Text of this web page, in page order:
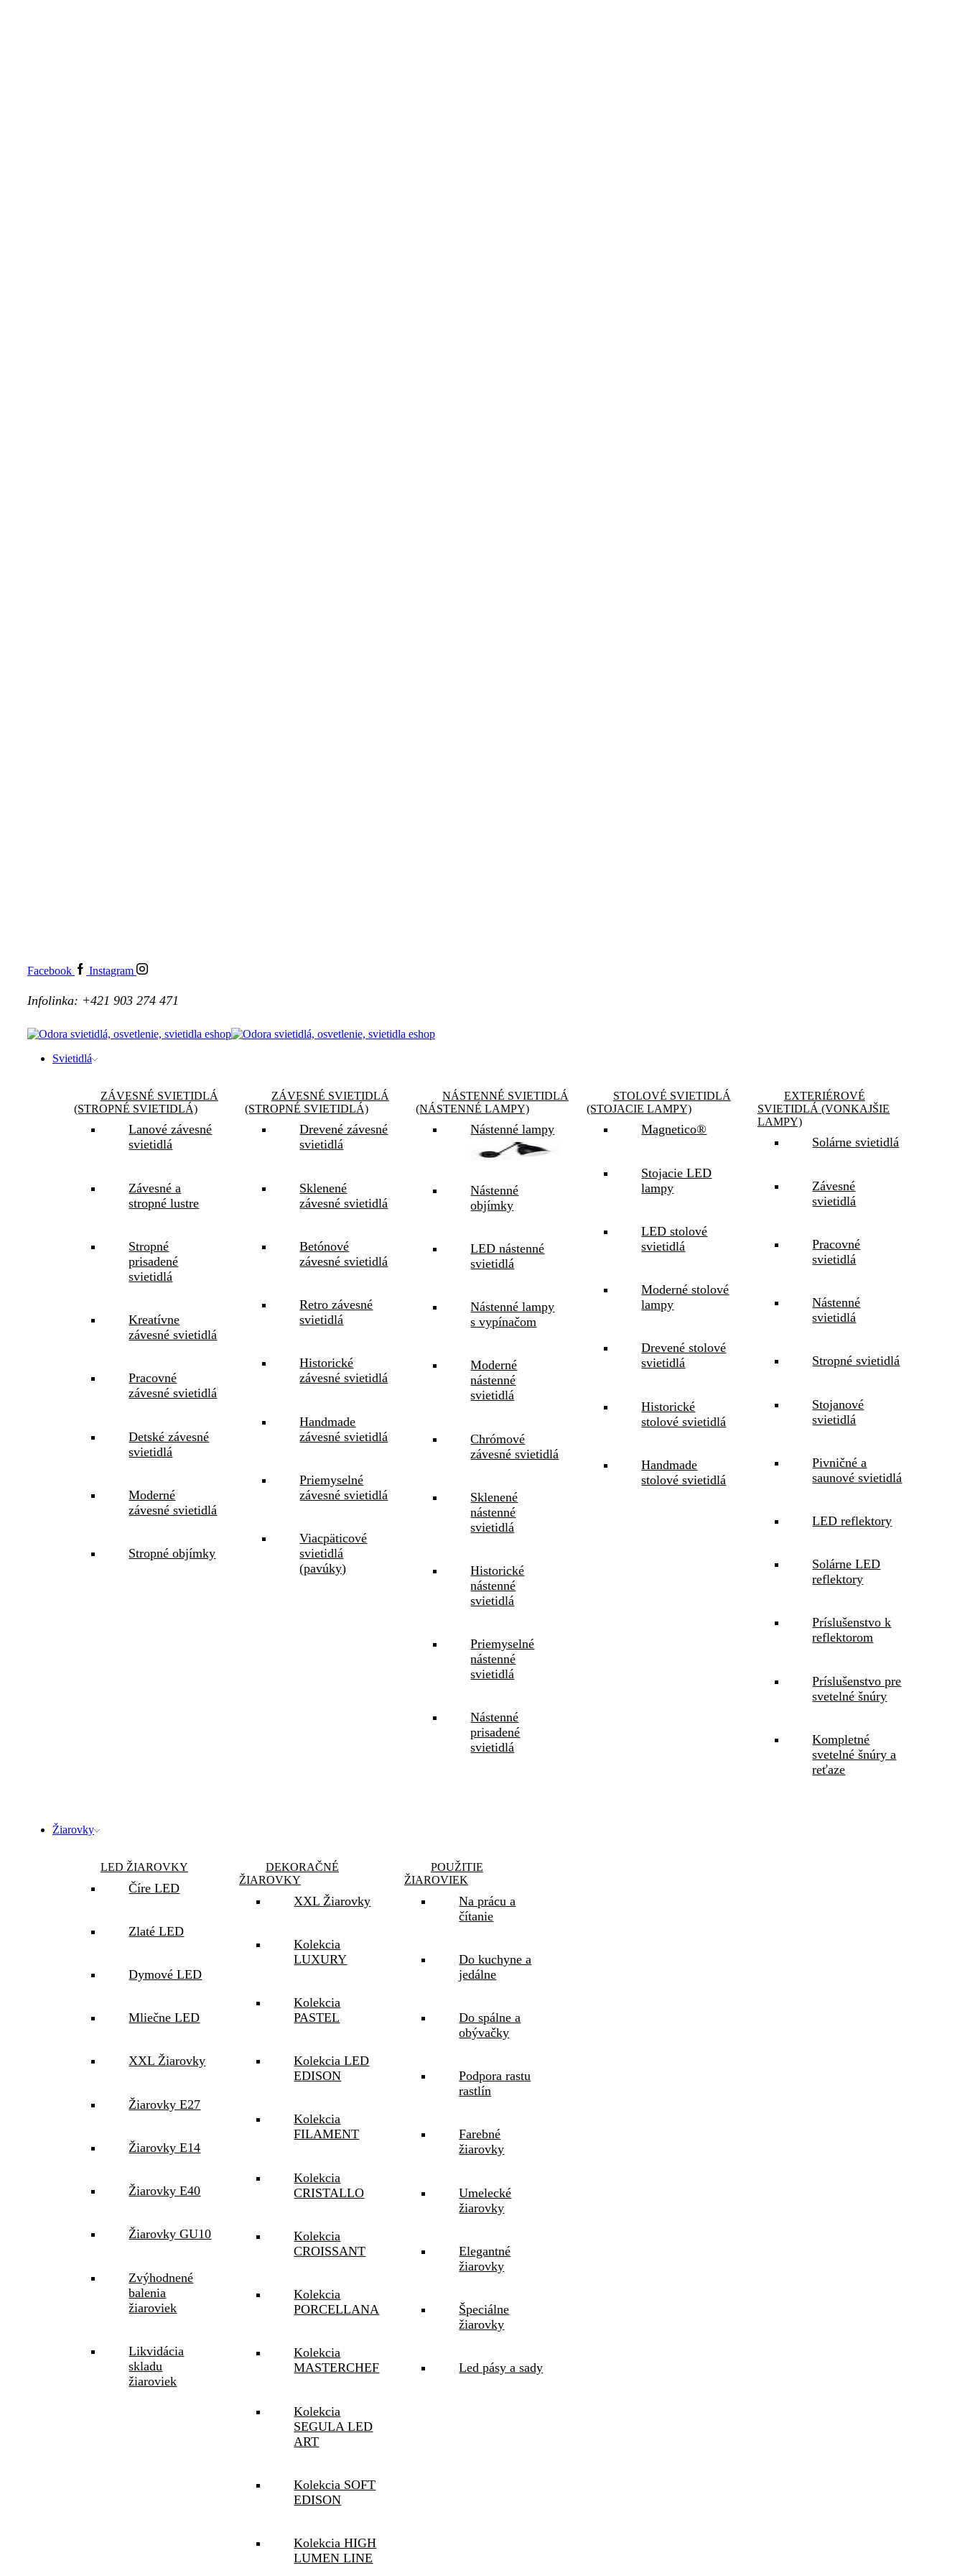
Facebook Instagram
Infolinka: +421 903 274 471
Svietidlá
ZÁVESNÉ SVIETIDLÁ
(STROPNÉ SVIETIDLÁ)
Lanové závesné
svietidlá
Závesné a
stropné lustre
Stropné
prisadené
svietidlá
Kreatívne
závesné svietidlá
Pracovné
závesné svietidlá
Detské závesné
svietidlá
Moderné
závesné svietidlá
Stropné objímky
ZÁVESNÉ SVIETIDLÁ
(STROPNÉ SVIETIDLÁ)
Drevené závesné
svietidlá
Sklenené
závesné svietidlá
Betónové
závesné svietidlá
Retro závesné
svietidlá
Historické
závesné svietidlá
Handmade
závesné svietidlá
Priemyselné
závesné svietidlá
Viacpäticové
svietidlá
(pavúky)
NÁSTENNÉ SVIETIDLÁ
(NÁSTENNÉ LAMPY)
Nástenné lampy
Nástenné
objímky
LED nástenné
svietidlá
Nástenné lampy
s vypínačom
Moderné
nástenné
svietidlá
Chrómové
závesné svietidlá
Sklenené
nástenné
svietidlá
Historické
nástenné
svietidlá
Priemyselné
nástenné
svietidlá
Nástenné
prisadené
svietidlá
STOLOVÉ SVIETIDLÁ
(STOJACIE LAMPY)
Magnetico®
Stojacie LED
lampy
LED stolové
svietidlá
Moderné stolové
lampy
Drevené stolové
svietidlá
Historické
stolové svietidlá
Handmade
stolové svietidlá
EXTERIÉROVÉ
SVIETIDLÁ (VONKAJŠIE
LAMPY)
Solárne svietidlá
Závesné
svietidlá
Pracovné
svietidlá
Nástenné
svietidlá
Stropné svietidlá
Stojanové
svietidlá
Pivničné a
saunové svietidlá
LED reflektory
Solárne LED
reflektory
Príslušenstvo k
reflektorom
Príslušenstvo pre
svetelné šnúry
Kompletné
svetelné šnúry a
reťaze
Žiarovky
LED ŽIAROVKY
Číre LED
Zlaté LED
Dymové LED
Mliečne LED
XXL Žiarovky
Žiarovky E27
Žiarovky E14
Žiarovky E40
Žiarovky GU10
Zvýhodnené
balenia
žiaroviek
Likvidácia
skladu
žiaroviek
DEKORAČNÉ
ŽIAROVKY
XXL Žiarovky
Kolekcia
LUXURY
Kolekcia
PASTEL
Kolekcia LED
EDISON
Kolekcia
FILAMENT
Kolekcia
CRISTALLO
Kolekcia
CROISSANT
Kolekcia
PORCELLANA
Kolekcia
MASTERCHEF
Kolekcia
SEGULA LED
ART
Kolekcia SOFT
EDISON
Kolekcia HIGH
LUMEN LINE
POUŽITIE
ŽIAROVIEK
Na prácu a
čítanie
Do kuchyne a
jedálne
Do spálne a
obývačky
Podpora rastu
rastlín
Farebné
žiarovky
Umelecké
žiarovky
Elegantné
žiarovky
Špeciálne
žiarovky
Led pásy a sady